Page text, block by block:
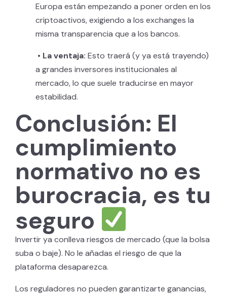
Europa están empezando a poner orden en los
criptoactivos, exigiendo a los exchanges la
misma transparencia que a los bancos.
• La ventaja: Esto traerá (y ya está trayendo)
a grandes inversores institucionales al
mercado, lo que suele traducirse en mayor
estabilidad.
Conclusión: El
cumplimiento
normativo no es
burocracia, es tu
seguro
Invertir ya conlleva riesgos de mercado (que la bolsa
suba o baje). No le añadas el riesgo de que la
plataforma desaparezca.
Los reguladores no pueden garantizarte ganancias,